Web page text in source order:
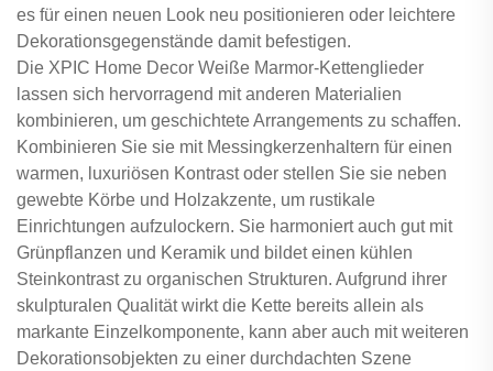
es für einen neuen Look neu positionieren oder leichtere
Dekorationsgegenstände damit befestigen.
Die XPIC Home Decor Weiße Marmor-Kettenglieder
lassen sich hervorragend mit anderen Materialien
kombinieren, um geschichtete Arrangements zu schaffen.
Kombinieren Sie sie mit Messingkerzenhaltern für einen
warmen, luxuriösen Kontrast oder stellen Sie sie neben
gewebte Körbe und Holzakzente, um rustikale
Einrichtungen aufzulockern. Sie harmoniert auch gut mit
Grünpflanzen und Keramik und bildet einen kühlen
Steinkontrast zu organischen Strukturen. Aufgrund ihrer
skulpturalen Qualität wirkt die Kette bereits allein als
markante Einzelkomponente, kann aber auch mit weiteren
Dekorationsobjekten zu einer durchdachten Szene